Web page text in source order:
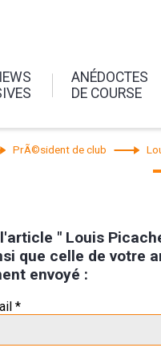
ANÉDOCTES
DE COURSE
PrÃ©sident de club
" Louis
que celle de votre
envoyé :
*